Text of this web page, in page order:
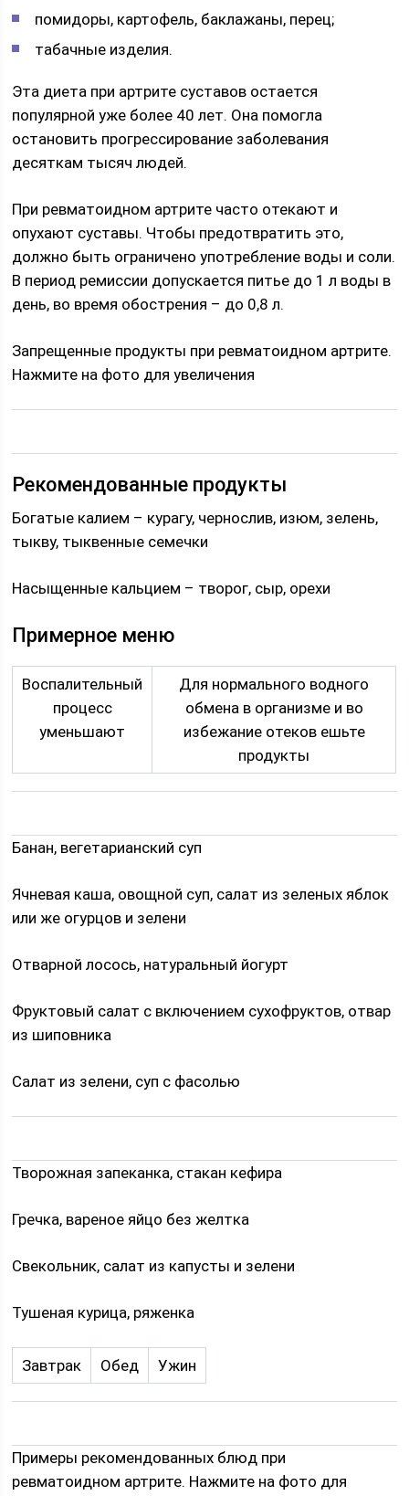
помидоры, картофель, баклажаны, перец;
табачные изделия.
Эта диета при артрите суставов остается
популярной уже более 40 лет. Она помогла
остановить прогрессирование заболевания
десяткам тысяч людей.
При ревматоидном артрите часто отекают и
опухают суставы. Чтобы предотвратить это,
должно быть ограничено употребление воды и соли.
В период ремиссии допускается питье до 1 л воды в
день, во время обострения – до 0,8 л.
Запрещенные продукты при ревматоидном артрите.
Нажмите на фото для увеличения
Рекомендованные продукты
Богатые калием – курагу, чернослив, изюм, зелень,
тыкву, тыквенные семечки
Насыщенные кальцием – творог, сыр, орехи
Примерное меню
Воспалительный
процесс
уменьшают
Для нормального водного
обмена в организме и во
избежание отеков ешьте
продукты
Банан, вегетарианский суп
Ячневая каша, овощной суп, салат из зеленых яблок
или же огурцов и зелени
Отварной лосось, натуральный йогурт
Фруктовый салат с включением сухофруктов, отвар
из шиповника
Салат из зелени, суп с фасолью
Творожная запеканка, стакан кефира
Гречка, вареное яйцо без желтка
Свекольник, салат из капусты и зелени
Тушеная курица, ряженка
Завтрак Обед Ужин
Примеры рекомендованных блюд при
ревматоидном артрите. Нажмите на фото для